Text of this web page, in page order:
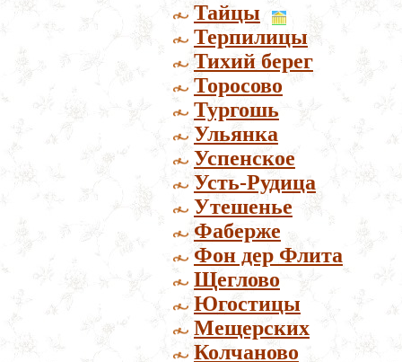
Тайцы
Терпилицы
Тихий берег
Торосово
Тургошь
Ульянка
Успенское
Усть-Рудица
Утешенье
Фаберже
Фон дер Флита
Щеглово
Югостицы
Мещерских
Колчаново